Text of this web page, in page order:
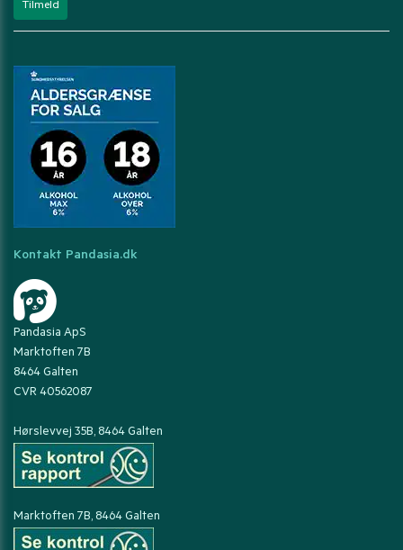
Kontakt Pandasia.dk
Pandasia ApS
Marktoften 7B
8464 Galten
CVR 40562087
Hørslevvej 35B, 8464 Galten
Marktoften 7B, 8464 Galten